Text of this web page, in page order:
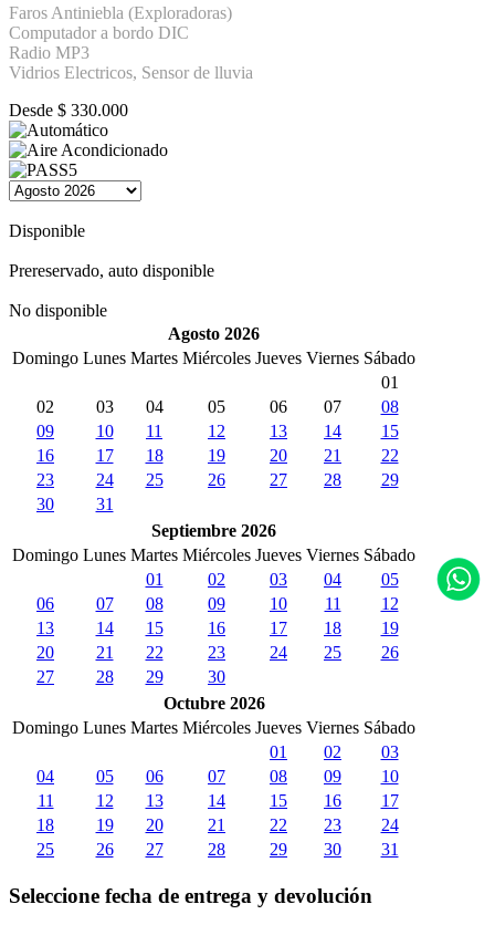
Faros Antiniebla (Exploradoras)
Computador a bordo DIC
Radio MP3
Vidrios Electricos, Sensor de lluvia
Desde $ 330.000
Disponible
Prereservado, auto disponible
No disponible
Agosto 2026
Domingo Lunes Martes Miércoles Jueves Viernes Sábado
01
02
03 04 05 06 07
08
09
10 11 12 13 14
15
16
17 18 19 20 21
22
23
24 25 26 27 28
29
30
31
Septiembre 2026
Domingo Lunes Martes Miércoles Jueves Viernes Sábado
01
02 03 04
05
06
07 08 09 10 11
12
13
14 15 16 17 18
19
20
21 22 23 24 25
26
27
28 29
30
Octubre 2026
Domingo Lunes Martes Miércoles Jueves Viernes Sábado
01
02
03
04
05 06 07 08 09
10
11
12 13 14 15 16
17
18
19 20 21 22 23
24
25
26 27 28 29 30 31
Seleccione fecha de entrega y devolución